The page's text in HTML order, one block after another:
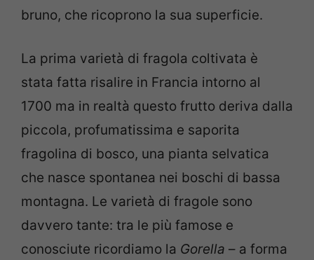
bruno, che ricoprono la sua superficie.
La prima varietà di fragola coltivata è
stata fatta risalire in Francia intorno al
1700 ma in realtà questo frutto deriva dalla
piccola, profumatissima e saporita
fragolina di bosco, una pianta selvatica
che nasce spontanea nei boschi di bassa
montagna. Le varietà di fragole sono
davvero tante: tra le più famose e
conosciute ricordiamo la Gorella – a forma